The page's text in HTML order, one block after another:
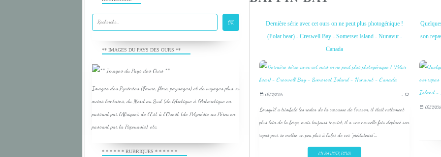
Dernière série avec cet ours on ne peut plus photogénique !
(Polar bear) - Creswell Bay - Somerset Island - Nunavut -
Canada
05/12/2016 …
Lorsqu'il a trimbalé les restes de la carcasse de l'ourson, il était nettement
plus loin de la berge, mais toujours inquiet, il a une nouvelle fois déplacé son
repas pour se mettre un peu plus à l'abri de ces "prédateurs"...
EN SAVOIR PLUS
son
05/12/
** IMAGES DU PAYS DES OURS **
Images des Pyrénées (Faune, flore, paysages) et de voyages plus ou
moins lointains, du Nord au Sud (de l'Arctique à l'Antarctique en
passant par l'Afrique), de l'Est à l'Ouest (de Polynésie au Pérou en
passant par la Papouasie), etc.
* * * * * * RUBRIQUES * * * * * *